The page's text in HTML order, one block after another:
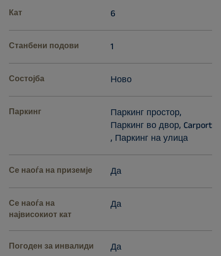
Кат 6
Станбени подови 1
Состојба Ново
Паркинг
Паркинг простор,
Паркинг во двор, Carport
, Паркинг на улица
Се наоѓа на приземје Да
Се наоѓа на
највисокиот кат
Да
Погоден за инвалиди Да